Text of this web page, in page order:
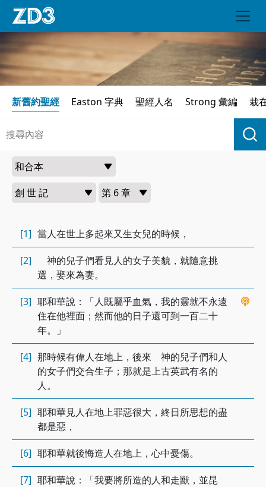
新舊約聖經 Easton 字典 聖經人名 Strong 彙編 栽
[1] 當人在世上多起來又生女兒的時候，
[2]
神的兒子們看見人的女子美貌，就隨意挑
選，娶來為妻。
[3] 耶和華說：「人既屬乎血氣，我的靈就不永遠
住在他裡面；然而他的日子還可到一百二十
年。」
[4] 那時候有偉人在地上，後來 神的兒子們和人
的女子們交合生子；那就是上古英武有名的
人。
[5] 耶和華見人在地上罪惡很大，終日所思想的盡
都是惡，
[6] 耶和華就後悔造人在地上，心中憂傷。
[7] 耶和華說：「我要將所造的人和走獸，並昆